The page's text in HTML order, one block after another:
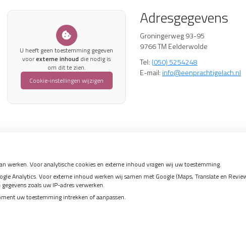
U heeft geen toestemming gegeven
voorexterne inhoud die nodig is
om dit te zien.
Cookie-instellingen wijzigen
Adresgegevens
Groningerweg 93-95
9766 TM Eelderwolde
Tel: (050) 5254248
E-mail: info@eenprachtigelach.nl
werken. Voor analytische cookies en externe inhoud vragen wij uw toestemming.
Analytics. Voor externe inhoud werken wij samen met Google (Maps, Translate en
zoals uw IP-adres verwerken.
uw toestemming intrekken of aanpassen.